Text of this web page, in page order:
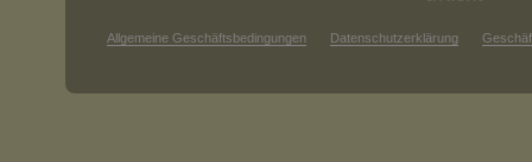
Allgemeine Geschäftsbedingungen Datenschutzerklärung